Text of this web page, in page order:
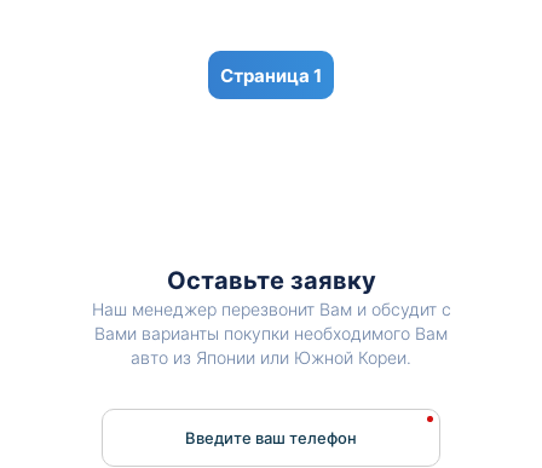
1
Оставьте заявку
Наш менеджер перезвонит Вам и обсудит с
Вами варианты покупки необходимого Вам
авто из Японии или Южной Кореи.
Введите ваш телефон